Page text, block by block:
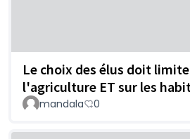
Le choix des élus doit
l'agriculture ET sur les
mandala 0